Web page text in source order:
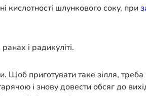
кислотності шлункового соку, при
і радикуліті.
Щоб приготувати таке зілля,
і знову довести обсяг до